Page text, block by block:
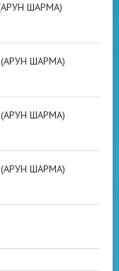
ШАРМА)
ШАРМА)
ШАРМА)
ШАРМА)